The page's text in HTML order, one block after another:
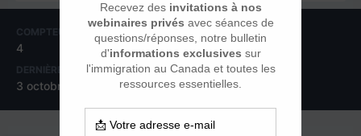
COMPTEUR DE CONTENUS
4
INSCRIPTION
28 septembre 2011
DERNIÈRE VISITE
3 octobre 2011